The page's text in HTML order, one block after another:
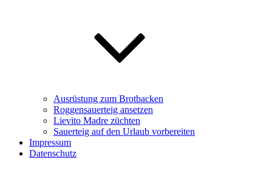
Ausrüstung zum Brotbacken
Roggensauerteig ansetzen
Lievito Madre züchten
Sauerteig auf den Urlaub vorbereiten
Impressum
Datenschutz